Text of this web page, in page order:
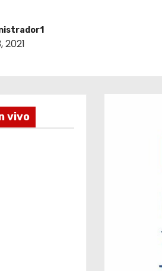
2021
vivo